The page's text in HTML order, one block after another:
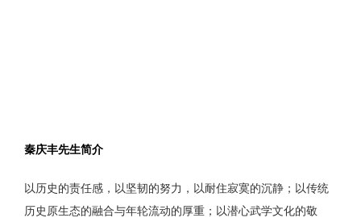
秦庆丰先生简介
以历史的责任感，以坚韧的努力，以耐住寂寞的沉静；以传统
历史原生态的融合与年轮流动的厚重；以潜心武学文化的敬